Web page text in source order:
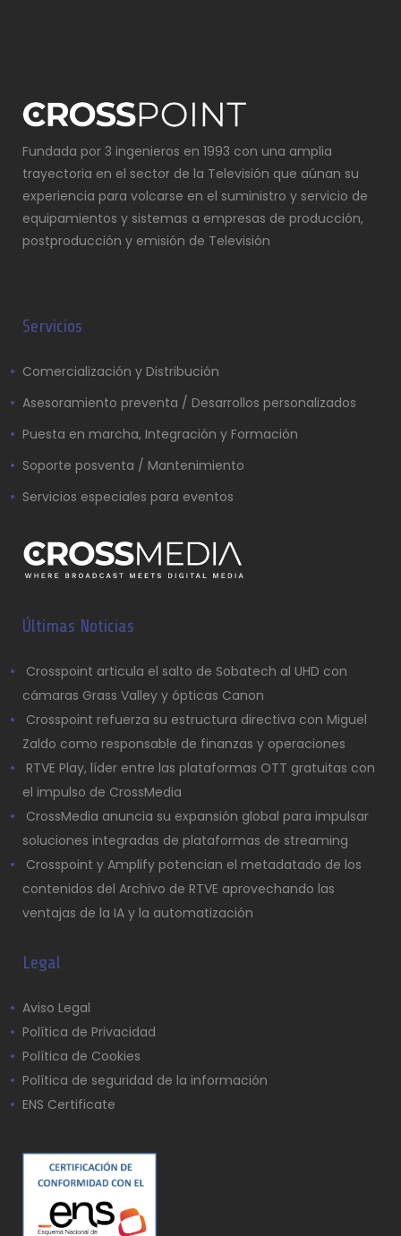
Fundada por 3 ingenieros en 1993 con una amplia
trayectoria en el sector de la Televisión que aúnan su
experiencia para volcarse en el suministro y servicio de
equipamientos y sistemas a empresas de producción,
postproducción y emisión de Televisión
Servicios
Comercialización y Distribución
Asesoramiento preventa / Desarrollos personalizados
Puesta en marcha, Integración y Formación
Soporte posventa / Mantenimiento
Servicios especiales para eventos
Últimas Noticias
Crosspoint articula el salto de Sobatech al UHD con
cámaras Grass Valley y ópticas Canon
Crosspoint refuerza su estructura directiva con Miguel
Zaldo como responsable de finanzas y operaciones
RTVE Play, líder entre las plataformas OTT gratuitas con
el impulso de CrossMedia
CrossMedia anuncia su expansión global para impulsar
soluciones integradas de plataformas de streaming
Crosspoint y Amplify potencian el metadatado de los
contenidos del Archivo de RTVE aprovechando las
ventajas de la IA y la automatización
Legal
Aviso Legal
Política de Privacidad
Política de Cookies
Política de seguridad de la información
ENS Certificate